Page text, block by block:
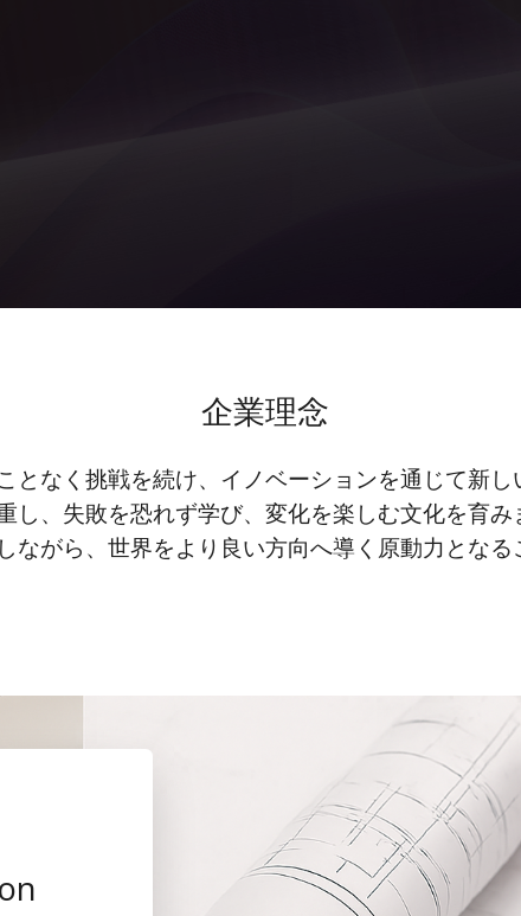
企業理念
となく挑戦を続け、イノベーションを通じて新
し、失敗を恐れず学び、変化を楽しむ文化を育み
ながら、世界をより良い方向へ導く原動力となる